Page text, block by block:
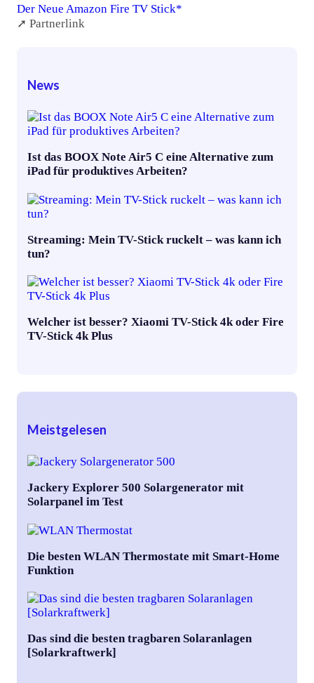
Der Neue Amazon Fire TV Stick*
➚ Partnerlink
News
Ist das BOOX Note Air5 C eine Alternative zum
iPad für produktives Arbeiten?
Streaming: Mein TV-Stick ruckelt – was kann ich
tun?
Welcher ist besser? Xiaomi TV-Stick 4k oder Fire
TV-Stick 4k Plus
Meistgelesen
Jackery Explorer 500 Solargenerator mit
Solarpanel im Test
Die besten WLAN Thermostate mit Smart-Home
Funktion
Das sind die besten tragbaren Solaranlagen
[Solarkraftwerk]